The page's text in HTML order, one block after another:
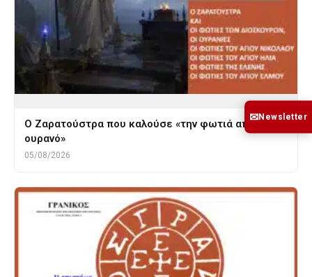
Ο Ζαρατούστρα που καλούσε «την φωτιά από τον
ουρανό»
05/08/2026
✉Newsletter